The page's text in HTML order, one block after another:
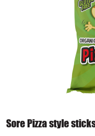
Sore Pizza style